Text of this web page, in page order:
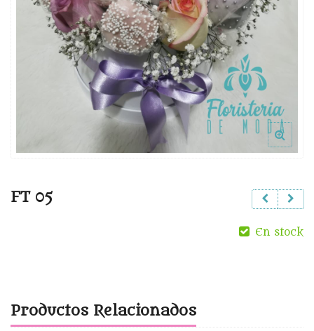
FT 05
En stock
Productos Relacionados